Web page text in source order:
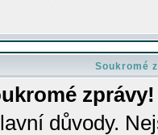
Soukromé
zprávy!
důvody.